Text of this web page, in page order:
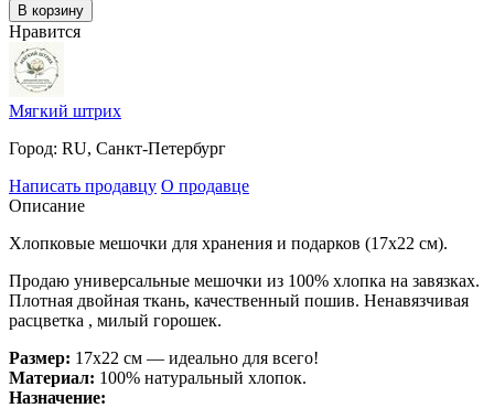
В корзину
Нравится
Мягкий штрих
Город: RU, Санкт-Петербург
Написать продавцу О продавце
Описание
Хлопковые мешочки для хранения и подарков (17х22 см).
Продаю универсальные мешочки из 100% хлопка на завязках.
Плотная двойная ткань, качественный пошив. Ненавязчивая
расцветка , милый горошек.
Размер: 17х22 см — идеально для всего!
Материал: 100% натуральный хлопок.
Назначение: